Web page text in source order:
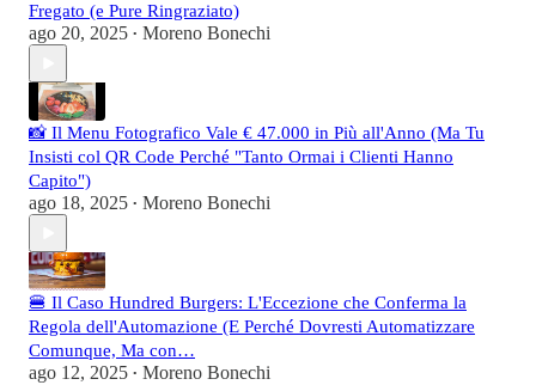
Fregato (e Pure Ringraziato)
ago 20, 2025 • Moreno Bonechi
📸 Il Menu Fotografico Vale € 47.000 in Più all'Anno (Ma Tu
Insisti col QR Code Perché "Tanto Ormai i Clienti Hanno
Capito")
ago 18, 2025 • Moreno Bonechi
🍔 Il Caso Hundred Burgers: L'Eccezione che Conferma la
Regola dell'Automazione (E Perché Dovresti Automatizzare
Comunque, Ma con…
ago 12, 2025 • Moreno Bonechi